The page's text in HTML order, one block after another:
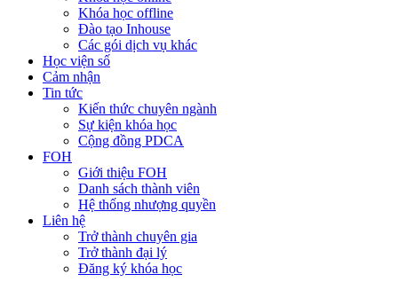
Khóa học offline
Đào tạo Inhouse
Các gói dịch vụ khác
Học viện số
Cảm nhận
Tin tức
Kiến thức chuyên ngành
Sự kiện khóa học
Cộng đồng PDCA
FOH
Giới thiệu FOH
Danh sách thành viên
Hệ thống nhượng quyền
Liên hệ
Trở thành chuyên gia
Trở thành đại lý
Đăng ký khóa học